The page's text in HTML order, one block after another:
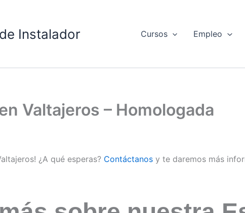
Instalador Cursos Empleo
Valtajeros – Homologada
¿A qué esperas? Contáctanos y te daremos más